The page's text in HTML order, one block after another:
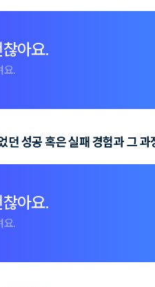
아요.
요.
던 성공 혹은 실패 경험과 그
아요.
요.